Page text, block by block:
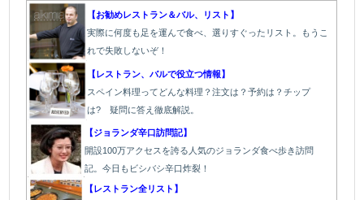
【お勧めレストラン＆バル、リスト】
実際に何度も足を運んで食べ、選りすぐったリスト。もうこ
れで失敗しないぞ！
【レストラン、バルで役立つ情報】
スペイン料理ってどんな料理？注文は？予約は？チップ
は? 疑問に答え徹底解説。
【ジョランダ辛口訪問記】
開設100万アクセスを誇る人気のジョランダ食べ歩き訪問
記。今日もビシバシ辛口炸裂！
【レストラン全リスト】